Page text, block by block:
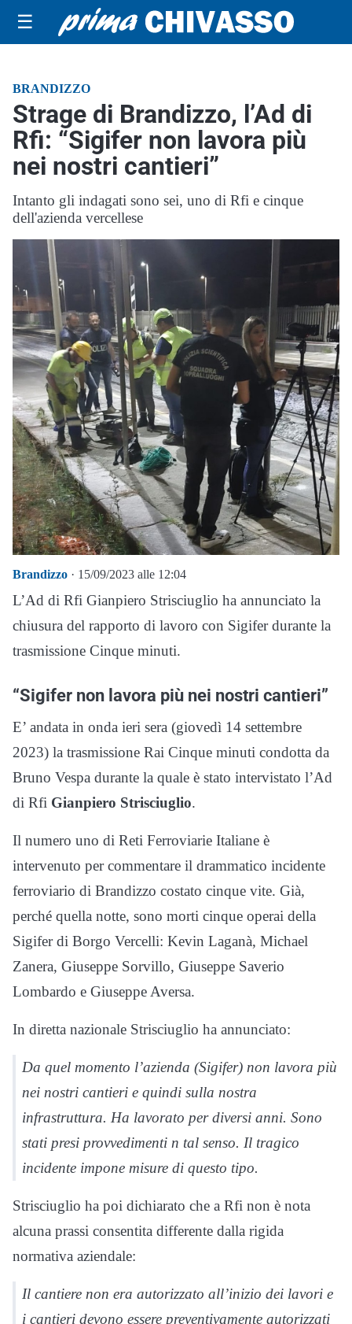
☰
BRANDIZZO
Strage di Brandizzo, l’Ad di
Rfi: “Sigifer non lavora più
nei nostri cantieri”
Intanto gli indagati sono sei, uno di Rfi e cinque
dell'azienda vercellese
Brandizzo · 15/09/2023 alle 12:04
L’Ad di Rfi Gianpiero Strisciuglio ha annunciato la
chiusura del rapporto di lavoro con Sigifer durante la
trasmissione Cinque minuti.
“Sigifer non lavora più nei nostri cantieri”
E’ andata in onda ieri sera (giovedì 14 settembre
2023) la trasmissione Rai Cinque minuti condotta da
Bruno Vespa durante la quale è stato intervistato l’Ad
di Rfi Gianpiero Strisciuglio.
Il numero uno di Reti Ferroviarie Italiane è
intervenuto per commentare il drammatico incidente
ferroviario di Brandizzo costato cinque vite. Già,
perché quella notte, sono morti cinque operai della
Sigifer di Borgo Vercelli: Kevin Laganà, Michael
Zanera, Giuseppe Sorvillo, Giuseppe Saverio
Lombardo e Giuseppe Aversa.
In diretta nazionale Strisciuglio ha annunciato:
Da quel momento l’azienda (Sigifer) non lavora più
nei nostri cantieri e quindi sulla nostra
infrastruttura. Ha lavorato per diversi anni. Sono
stati presi provvedimenti n tal senso. Il tragico
incidente impone misure di questo tipo.
Strisciuglio ha poi dichiarato che a Rfi non è nota
alcuna prassi consentita differente dalla rigida
normativa aziendale:
Il cantiere non era autorizzato all’inizio dei lavori e
i cantieri devono essere preventivamente autorizzati